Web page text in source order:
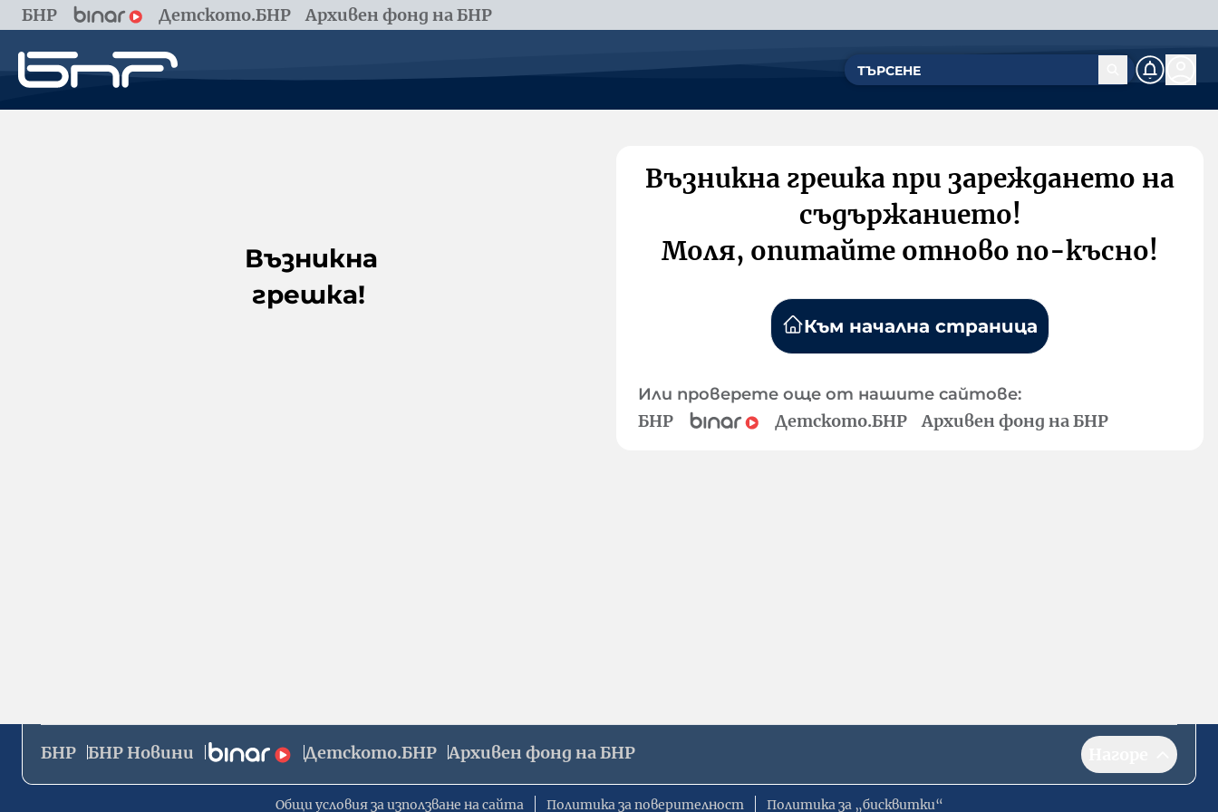
БНР Детското.БНР Архивен фонд на БНР
Възникна
грешка!
Възникна грешка при зареждането на
съдържанието!
Моля, опитайте отново по-късно!
Към начална страница
Или проверете още от нашите сайтове:
БНР Детското.БНР Архивен фонд на БНР
БНР БНР Новини Детското.БНР Архивен фонд на БНР
Общи условия за използване на сайта Политика за поверителност Политика за „бисквитки“